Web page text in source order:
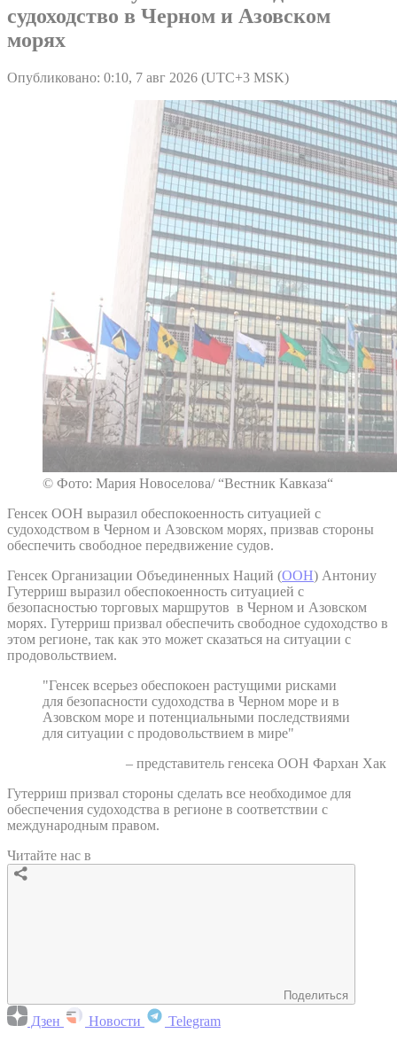
судоходство в Черном и Азовском
морях
Опубликовано: 0:10, 7 авг 2026 (UTC+3 MSK)
© Фото: Мария Новоселова/ “Вестник Кавказа“
Генсек ООН выразил обеспокоенность ситуацией с
судоходством в Черном и Азовском морях, призвав стороны
обеспечить свободное передвижение судов.
Генсек Организации Объединенных Наций (ООН) Антониу
Гутерриш выразил обеспокоенность ситуацией с
безопасностью торговых маршрутов в Черном и Азовском
морях. Гутерриш призвал обеспечить свободное судоходство в
этом регионе, так как это может сказаться на ситуации с
продовольствием.
"Генсек всерьез обеспокоен растущими рисками
для безопасности судоходства в Черном море и в
Азовском море и потенциальными последствиями
для ситуации с продовольствием в мире"
– представитель генсека ООН Фархан Хак
Гутерриш призвал стороны сделать все необходимое для
обеспечения судоходства в регионе в соответствии с
международным правом.
Читайте нас в
Поделиться
Дзен Новости Telegram